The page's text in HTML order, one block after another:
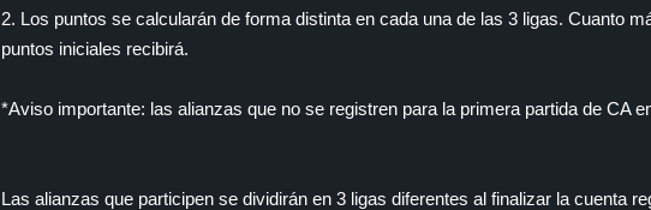
2. Los puntos se calcularán de forma distinta en cada una de las 3 ligas. Cuanto
puntos iniciales recibirá.
*Aviso importante: las alianzas que no se registren para la primera partida de CA
Las alianzas que participen se dividirán en 3 ligas diferentes al finalizar la cuenta